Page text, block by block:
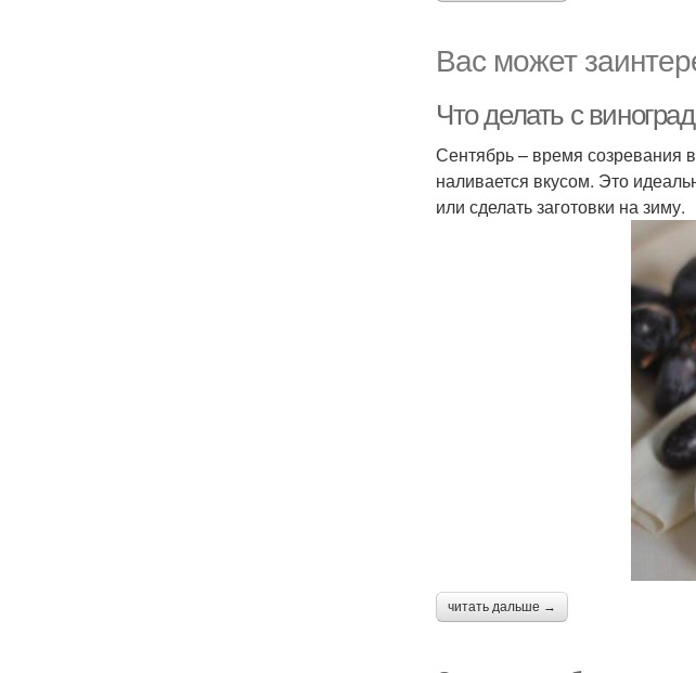
Вас может
Что делать с
Сентябрь – время созревания
наливается вкусом. Это
или сделать заготовки на зиму.
читать дальше →